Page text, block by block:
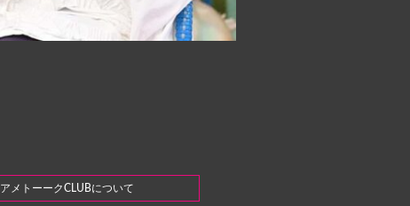
アメトーークCLUBについて